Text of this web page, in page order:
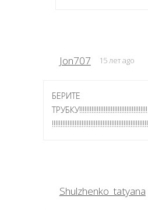
Jon707 15 лет ago
БЕРИТЕ
Shulzhenko_tatyana